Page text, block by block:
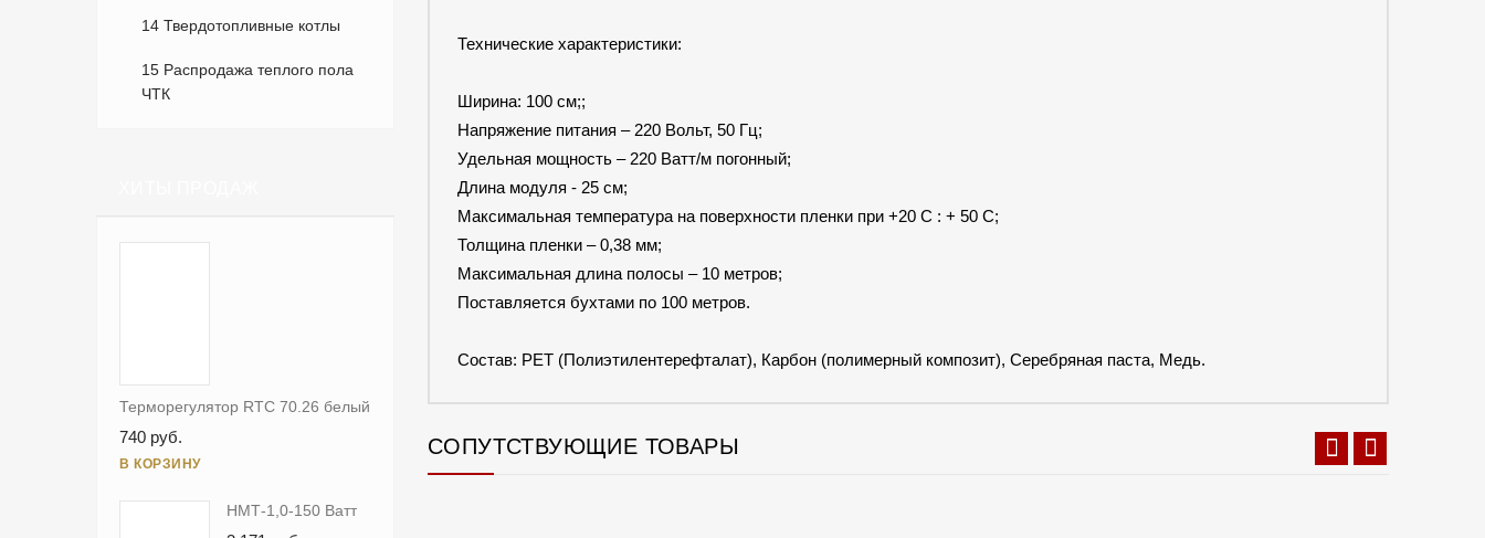
14 Твердотопливные котлы
15 Распродажа теплого пола
ЧТК
Терморегулятор RTC 70.26 белый
740 руб.
В КОРЗИНУ
НМТ-1,0-150 Ватт
Технические характеристики:
Ширина: 100 см;;
Напряжение питания – 220 Вольт, 50 Гц;
Удельная мощность – 220 Ватт/м погонный;
Длина модуля - 25 см;
Максимальная температура на поверхности пленки при +20 С : + 50 С;
Толщина пленки – 0,38 мм;
Максимальная длина полосы – 10 метров;
Поставляется бухтами по 100 метров.
Состав: PET (Полиэтилентерефталат), Карбон (полимерный композит), Серебряная паста, Медь.
СОПУТСТВУЮЩИЕ ТОВАРЫ